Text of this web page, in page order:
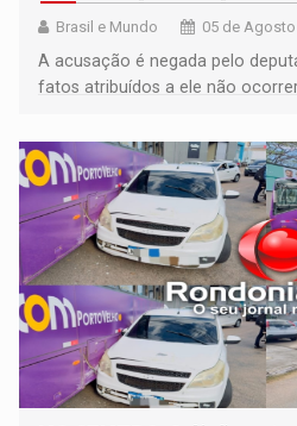
Brasil e Mundo 05 de
A acusação é negada pelo
fatos atribuídos a ele não